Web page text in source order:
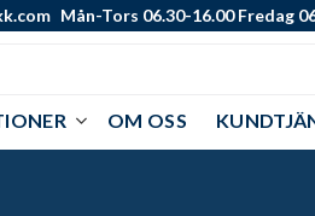
Mån-Tors 06.30-16.00 Fredag
OM OSS